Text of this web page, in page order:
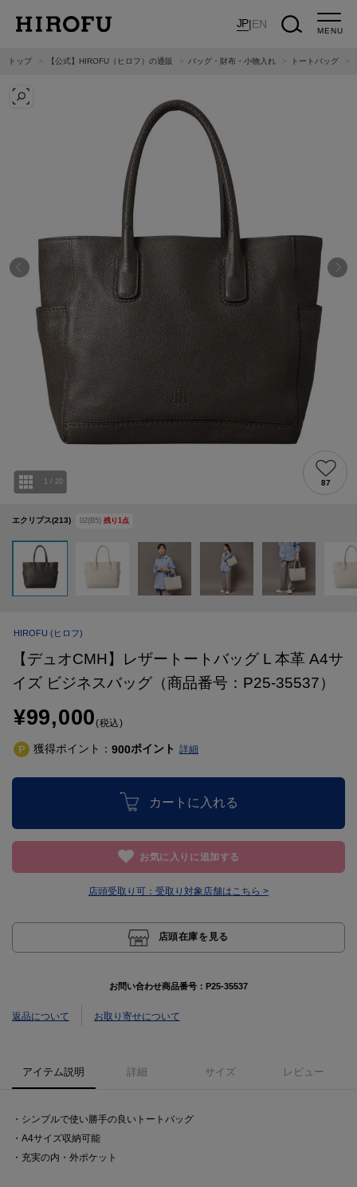
JP|EN
MENU
トップ 【公式】HIROFU（ヒロフ）の通販 バッグ・財布・小物入れ トートバッグ
エクリプス(213) 02(B5) 残り 1 点
1 / 20 87
HIROFU (ヒロフ)
【デュオCMH】レザートートバッグ L 本革 A4サ
イズ ビジネスバッグ（商品番号：P25-35537）
¥99,000(税込)
獲得ポイント： 900ポイント 詳細
カートに入れる
お気に入りに追加する
店頭受取り可： 受取り対象店舗はこちら >
店頭在庫を見る
お問い合わせ商品番号： P25-35537
返品について お取り寄せについて
アイテム説明 詳細 サイズ レビュー
・シンプルで使い勝手の良いトートバッグ
・A4サイズ収納可能
・充実の内・外ポケット